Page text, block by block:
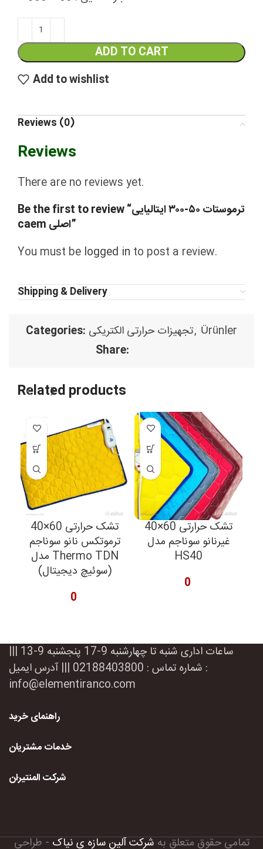
ADD TO CART
Add to wishlist
Reviews (0)
Reviews
There are no reviews yet.
Be the first to review “ترموستات ۵۰-۳۰۰ ایتالیایی
caem اصلی”
You must be logged in to post a review.
Shipping & Delivery
Categories: تجهیزات حرارتی الکتریکی, Ürünler
Share:
Related products
تشک حرارتی 60×40
ترموتکس نانو سوناجم
مدل Thermo TDN
(سوئیچ دیجیتال)
تشک حرارتی 60×40
غیرنانو سوناجم مدل
HS40
ساعات اداری شنبه تا چهارشنبه 9-17 پنجشنبه 9-13 |||
شماره تماس : 02188403800 ||| آدرس ایمیل :
info@elementiranco.com
راهنمای خرید
خدمات مشتریان
شرکت المنتیران
تمامی حقوق متعلق بهشرکت آلین سازه ی نیاک-طراحی